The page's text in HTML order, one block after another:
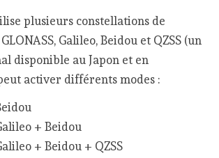
plusieurs constellations de
Galileo, Beidou et QZSS (un
disponible au Japon et en
activer différents modes :
+ Beidou
+ Beidou + QZSS